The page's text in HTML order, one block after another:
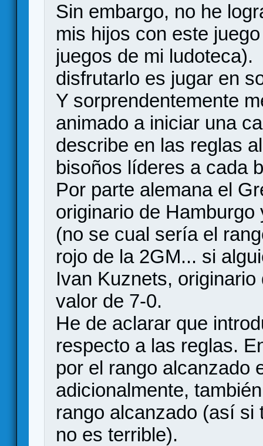
Sin embargo, no he
mis hijos con este
juegos de mi
disfrutarlo es jugar en
Y sorprendentemente
animado a iniciar una
describe en las reglas
bisoños líderes a cada
Por parte alemana el
originario de
(no se cual sería el
rojo de la 2GM... si
Ivan Kuznets,
valor de 7-0.
He de aclarar que
respecto a las reglas.
por el rango alcanzado
adicionalmente,
rango alcanzado (así si
no es terrible).